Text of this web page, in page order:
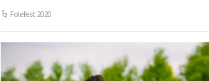
Folefest 2020